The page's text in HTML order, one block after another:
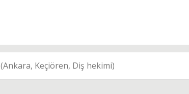
(Ankara, Keçiören, Diş hekimi)